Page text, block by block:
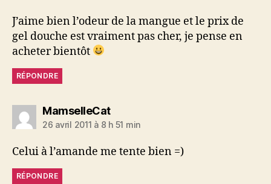
J’aime bien l’odeur de la mangue et le prix de
gel douche est vraiment pas cher, je pense en
acheter bientôt
RÉPONDRE
MamselleCatdit :
26 avril 2011 à 8 h 51 min
Celui à l’amande me tente bien =)
RÉPONDRE